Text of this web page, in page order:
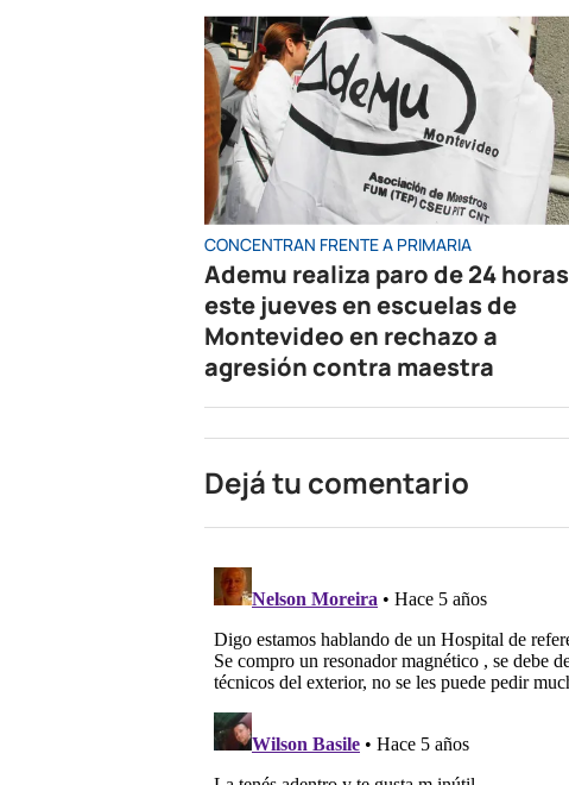
CONCENTRAN FRENTE A PRIMARIA
Ademu realiza paro de 24 horas
este jueves en escuelas de
Montevideo en rechazo a
agresión contra maestra
Dejá tu comentario